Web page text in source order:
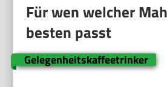
Für wen welcher
besten passt
Gelegenheitskaffeetrinker